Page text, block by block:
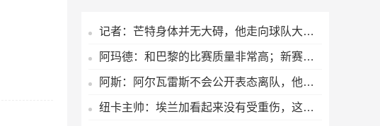
记者：芒特身体并无大碍，他走向球队大巴时面带笑容
阿玛德：和巴黎的比赛质量非常高；新赛季全队都渴望能够斩获佳绩
阿斯：阿尔瓦雷斯不会公开表态离队，他将私下与西蒙尼和马竞沟通
纽卡主帅：埃兰加看起来没有受重伤，这才是今晚最重要的